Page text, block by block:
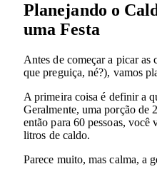
Planejando o
uma Festa
Antes de começar a picar as
que preguiça, né?), vamos
A primeira coisa é definir a
Geralmente, uma porção de
então para 60 pessoas, você
litros de caldo.
Parece muito, mas calma, a